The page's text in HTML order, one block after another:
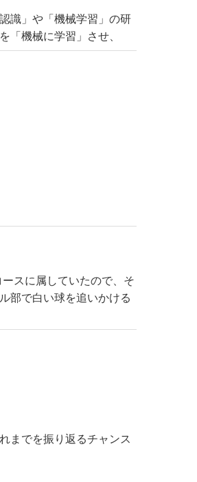
識」や「機械学習」の研
「機械に学習」させ、
スに属していたので、そ
部で白い球を追いかける
までを振り返るチャンス